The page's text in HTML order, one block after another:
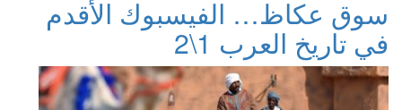
سوق عكاظ… الفيسبوك الأقدم
في تاريخ العرب 1\2